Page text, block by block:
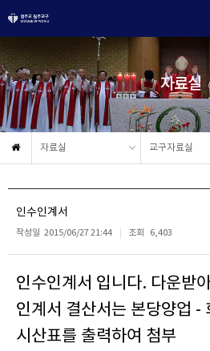
자료실
자료실 교구자료실
인수인계서
작성일 2015/06/27 21:44 조회 6,403
인수인계서 입니다. 다운받
인계서 결산서는 본당양업 -
시산표를 출력하여 첨부